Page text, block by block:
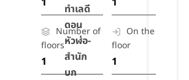
Number of
floors
1
On the
floor
1
ทำเลดี
ดอน
หัวฬ่อ-
สำนัก
บก